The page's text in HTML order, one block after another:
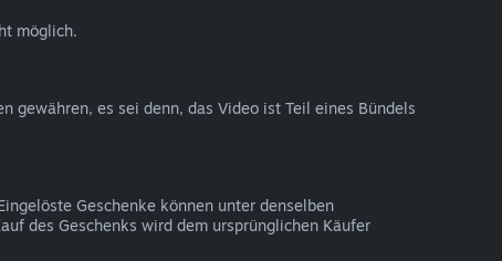
möglich.
gewähren, es sei denn, das Video ist Teil eines Bündels
Geschenke können unter denselben
des Geschenks wird dem ursprünglichen Käufer